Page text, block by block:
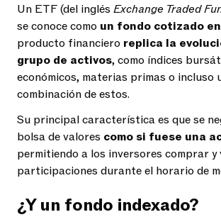
Un ETF (del inglés Exchange Traded
se conoce como un fondo cotizado
producto financiero replica la
grupo de activos, como índices
económicos, materias primas o incluso
combinación de estos.
Su principal característica es que se
bolsa de valores como si fuese una
permitiendo a los inversores comprar y
participaciones durante el horario de
¿Y un fondo indexado?